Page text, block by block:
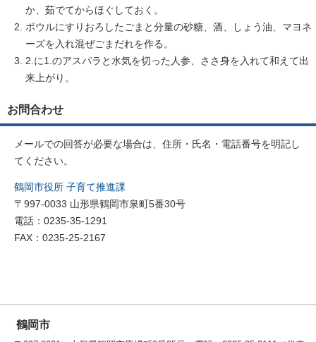
か、茹でてからほぐしておく。
ボウルにすりおろしたごまと分量の砂糖、酒、しょう油、マヨネ
ーズを入れ混ぜごまだれを作る。
2.に1.のアスパラと水気を切った人参、ささ身を入れて和えて出
来上がり。
お問合わせ
メールでの回答が必要な場合は、住所・氏名・電話番号を明記し
てください。
鶴岡市役所 子育て推進課
〒997-0033 山形県鶴岡市泉町5番30号
電話：0235-35-1291
FAX：0235-25-2167
鶴岡市